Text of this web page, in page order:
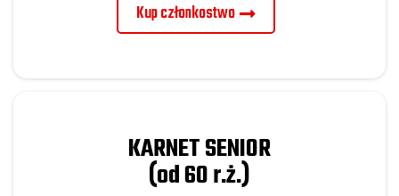
Kup członkostwo
KARNET SENIOR
(od 60 r.ż.)